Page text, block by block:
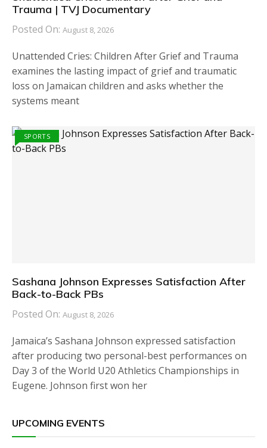
Trauma | TVJ Documentary
Posted On: August 8, 2026
Unattended Cries: Children After Grief and Trauma
examines the lasting impact of grief and traumatic
loss on Jamaican children and asks whether the
systems meant
SPORTS
Sashana Johnson Expresses Satisfaction After
Back-to-Back PBs
Posted On: August 8, 2026
Jamaica’s Sashana Johnson expressed satisfaction
after producing two personal-best performances on
Day 3 of the World U20 Athletics Championships in
Eugene. Johnson first won her
UPCOMING EVENTS